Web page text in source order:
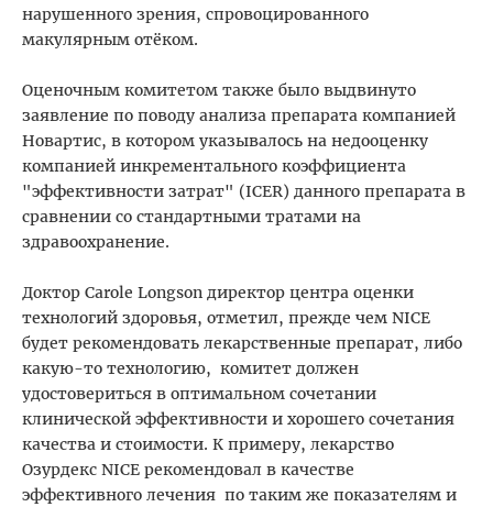
нарушенного зрения, спровоцированного
макулярным отёком.
Оценочным комитетом также было выдвинуто
заявление по поводу анализа препарата компанией
Новартис, в котором указывалось на недооценку
компанией инкрементального коэффициента
"эффективности затрат" (ICER) данного препарата в
сравнении со стандартными тратами на
здравоохранение.
Доктор Carole Longson директор центра оценки
технологий здоровья, отметил, прежде чем NICE
будет рекомендовать лекарственные препарат, либо
какую-то технологию, комитет должен
удостовериться в оптимальном сочетании
клинической эффективности и хорошего сочетания
качества и стоимости. К примеру, лекарство
Озурдекс NICE рекомендовал в качестве
эффективного лечения по таким же показателям и